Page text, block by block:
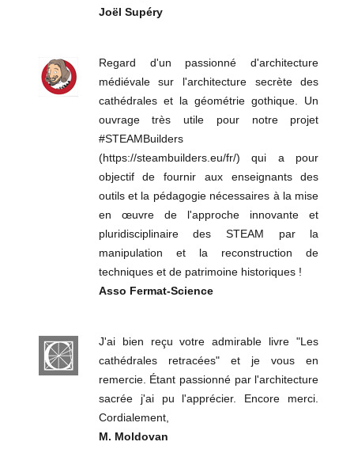
Joël Supéry
Regard d'un passionné d'architecture
médiévale sur l'architecture secrète des
cathédrales et la géométrie gothique. Un
ouvrage très utile pour notre projet
#STEAMBuilders
(https://steambuilders.eu/fr/) qui a pour
objectif de fournir aux enseignants des
outils et la pédagogie nécessaires à la mise
en œuvre de l'approche innovante et
pluridisciplinaire des STEAM par la
manipulation et la reconstruction de
techniques et de patrimoine historiques !
Asso Fermat-Science
J'ai bien reçu votre admirable livre "Les
cathédrales retracées" et je vous en
remercie. Étant passionné par l'architecture
sacrée j'ai pu l'apprécier. Encore merci.
Cordialement,
M. Moldovan